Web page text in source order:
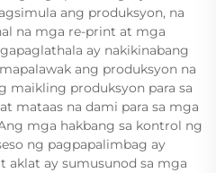
ang produksyon, na
na mga re-print at mga
ay nakikinabang
ang produksyon na
maikling produksyon para sa
mataas na dami para sa mga
mga hakbang sa kontrol ng
ng pagpapalimbag ay
aklat ay sumusunod sa mga